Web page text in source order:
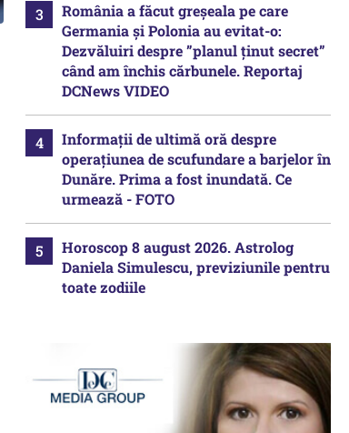
România a făcut greșeala pe care
Germania și Polonia au evitat-o:
Dezvăluiri despre ”planul ținut secret”
când am închis cărbunele. Reportaj
DCNews VIDEO
Informații de ultimă oră despre
operațiunea de scufundare a barjelor în
Dunăre. Prima a fost inundată. Ce
urmează - FOTO
Horoscop 8 august 2026. Astrolog
Daniela Simulescu, previziunile pentru
toate zodiile